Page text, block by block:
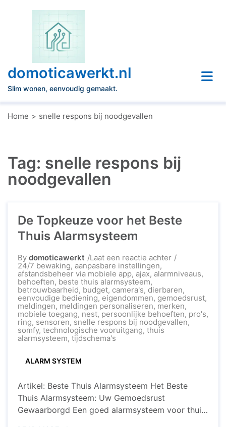
domoticawerkt.nl
Slim wonen, eenvoudig gemaakt.
Home snelle respons bij noodgevallen
Tag: snelle respons bij
noodgevallen
De Topkeuze voor het Beste
Thuis Alarmsysteem
By domoticawerkt Laat een reactie achterop
Topkeuze
het
Beste
Thuis
Alarmsysteem
24/7 bewaking, aanpasbare instellingen,
afstandsbeheer via mobiele app, ajax, alarmniveaus,
behoeften, beste thuis alarmsysteem,
betrouwbaarheid, budget, camera's, dierbaren,
eenvoudige bediening, eigendommen, gemoedsrust,
meldingen, meldingen personaliseren, merken,
mobiele toegang, nest, persoonlijke behoeften, pro's,
ring, sensoren, snelle respons bij noodgevallen,
somfy, technologische vooruitgang, thuis
alarmsysteem, tijdschema's
ALARM SYSTEM
Artikel: Beste Thuis Alarmsysteem Het Beste
Thuis Alarmsysteem: Uw Gemoedsrust
Gewaarborgd Een goed alarmsysteem voor thuis